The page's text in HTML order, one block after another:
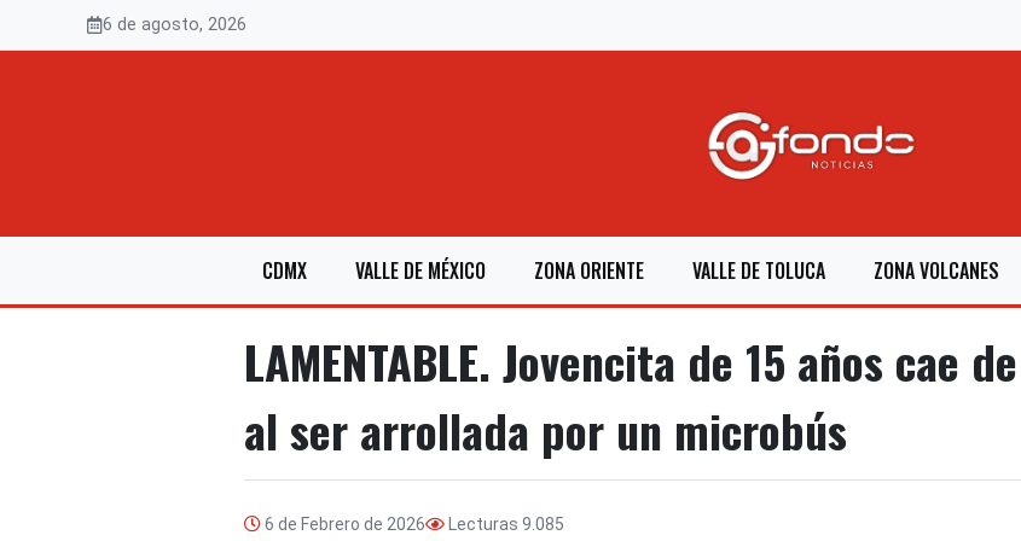
6 de agosto, 2026
CDMX VALLE DE MÉXICO ZONA ORIENTE VALLE DE TOLUCA ZONA VOLCANES
LAMENTABLE. Jovencita de 15 años cae
al ser arrollada por un microbús
6 de Febrero de 2026 Lecturas 9.085